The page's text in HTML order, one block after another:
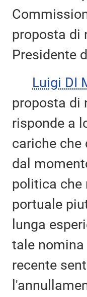
proposta di
Presidente
Luigi DI
proposta di
risponde a
cariche che
dal
politica che
portuale
lunga
tale
recente